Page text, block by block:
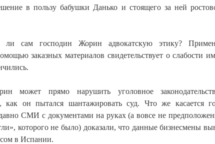
в пользу бабушки Данько и стоящего за ней
сам господин Жорин адвокатскую этику?
заказных материалов свидетельствует о слабости
может прямо нарушить уголовное
как он пытался шантажировать суд. Что же касается
СМИ с документами на руках (а вовсе не
которого не было) доказали, что данные бизнесмены
в Испании.